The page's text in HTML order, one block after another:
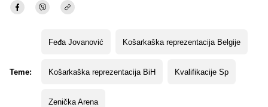
Teme:
Feđa Jovanović Košarkaška reprezentacija Belgije
Košarkaška reprezentacija BiH Kvalifikacije Sp
Zenička Arena